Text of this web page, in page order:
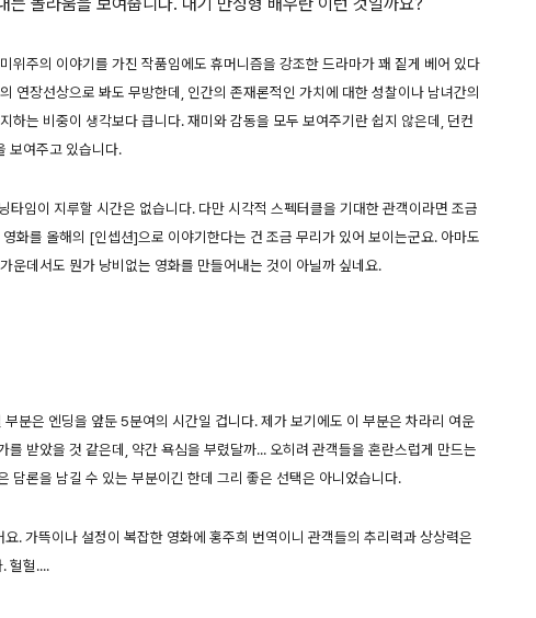
위주의 이야기를 가진 작품임에도 휴머니즘을 강조한 드라마가 꽤 짙게 베어 있다
연장선상으로 봐도 무방한데, 인간의 존재론적인 가치에 대한 성찰이나 남녀간의
하는 비중이 생각보다 큽니다. 재미와 감동을 모두 보여주기란 쉽지 않은데, 던컨
보여주고 있습니다.
타임이 지루할 시간은 없습니다. 다만 시각적 스펙터클을 기대한 관객이라면 조금
화를 올해의 [인셉션]으로 이야기한다는 건 조금 무리가 있어 보이는군요. 아마도
운데서도 뭔가 낭비없는 영화를 만들어내는 것이 아닐까 싶네요.
분은 엔딩을 앞둔 5분여의 시간일 겁니다. 제가 보기에도 이 부분은 차라리 여운
를 받았을 것 같은데, 약간 욕심을 부렸달까... 오히려 관객들을 혼란스럽게 만드는
담론을 남길 수 있는 부분이긴 한데 그리 좋은 선택은 아니었습니다.
. 가뜩이나 설정이 복잡한 영화에 홍주희 번역이니 관객들의 추리력과 상상력은
헐헐....